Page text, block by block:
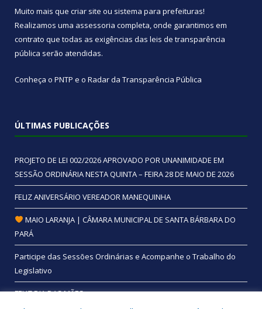
Muito mais que criar site ou sistema para prefeituras!
Realizamos uma assessoria completa, onde garantimos em
contrato que todas as exigências das leis de transparência
pública serão atendidas.
Conheça o PNTP e o Radar da Transparência Pública
ÚLTIMAS PUBLICAÇÕES
PROJETO DE LEI 002/2026 APROVADO POR UNANIMIDADE EM
SESSÃO ORDINÁRIA NESTA QUINTA – FEIRA 28 DE MAIO DE 2026
FELIZ ANIVERSÁRIO VEREADOR MANEQUINHA
MAIO LARANJA | CÂMARA MUNICIPAL DE SANTA BÁRBARA DO
PARÁ
Participe das Sessões Ordinárias e Acompanhe o Trabalho do
Legislativo
FELIZ DIA DAS MÃES